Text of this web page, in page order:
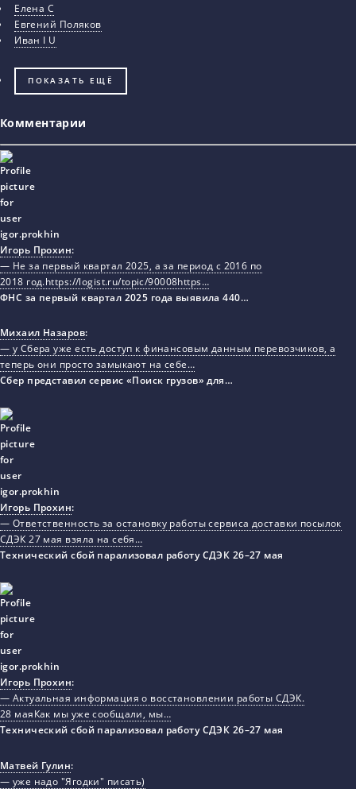
Елена С
Евгений Поляков
Иван I U
ПОКАЗАТЬ ЕЩЁ
Комментарии
Игорь Прохин:
— Не за первый квартал 2025, а за период с 2016 по
2018 год.https://logist.ru/topic/90008https…
ФНС за первый квартал 2025 года выявила 440…
Михаил Назаров:
— у Сбера уже есть доступ к финансовым данным перевозчиков, а
теперь они просто замыкают на себе…
Сбер представил сервис «Поиск грузов» для…
Игорь Прохин:
— Ответственность за остановку работы сервиса доставки посылок
СДЭК 27 мая взяла на себя…
Технический сбой парализовал работу СДЭК 26–27 мая
Игорь Прохин:
— Актуальная информация о восстановлении работы СДЭК.
28 маяКак мы уже сообщали, мы…
Технический сбой парализовал работу СДЭК 26–27 мая
Матвей Гулин:
— уже надо "Ягодки" писать)